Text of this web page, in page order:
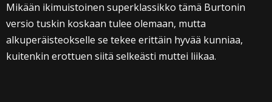
Mikään ikimuistoinen superklassikko tämä Burtonin
versio tuskin koskaan tulee olemaan, mutta
alkuperäisteokselle se tekee erittäin hyvää kunniaa,
kuitenkin erottuen siitä selkeästi muttei liikaa.